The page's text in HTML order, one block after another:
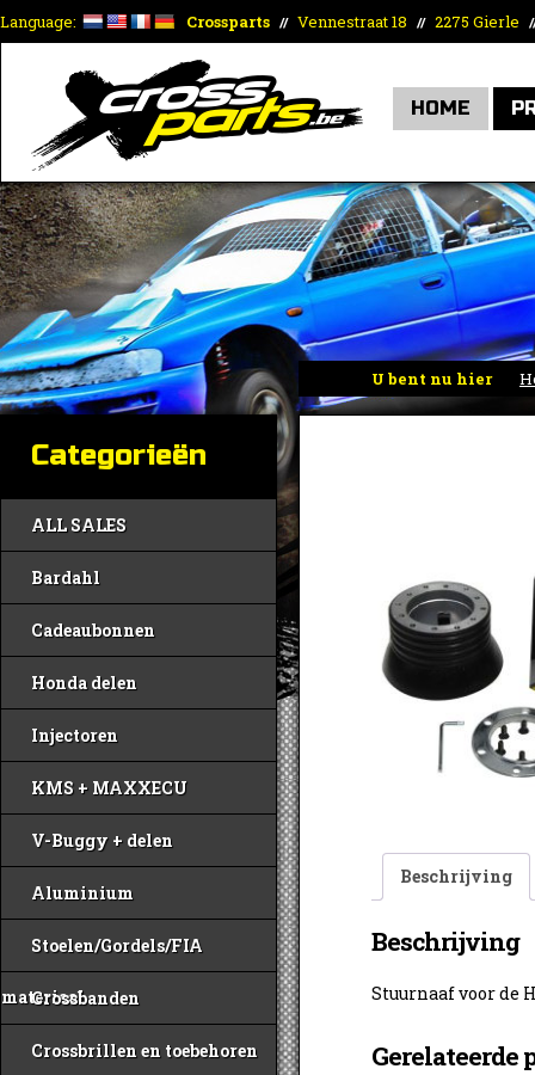
Language: Crossparts // Vennestraat 18 // 2275 Gierle
HOME
U bent nu hier
Categorieën
ALL SALES
Bardahl
Cadeaubonnen
Honda delen
Injectoren
KMS + MAXXECU
V-Buggy + delen
Aluminium
Stoelen/Gordels/FIA
materiaal
Crossbanden
Crossbrillen en toebehoren
Beschrijving
Beschrijving
Stuurnaaf voor de
Gerelateerde